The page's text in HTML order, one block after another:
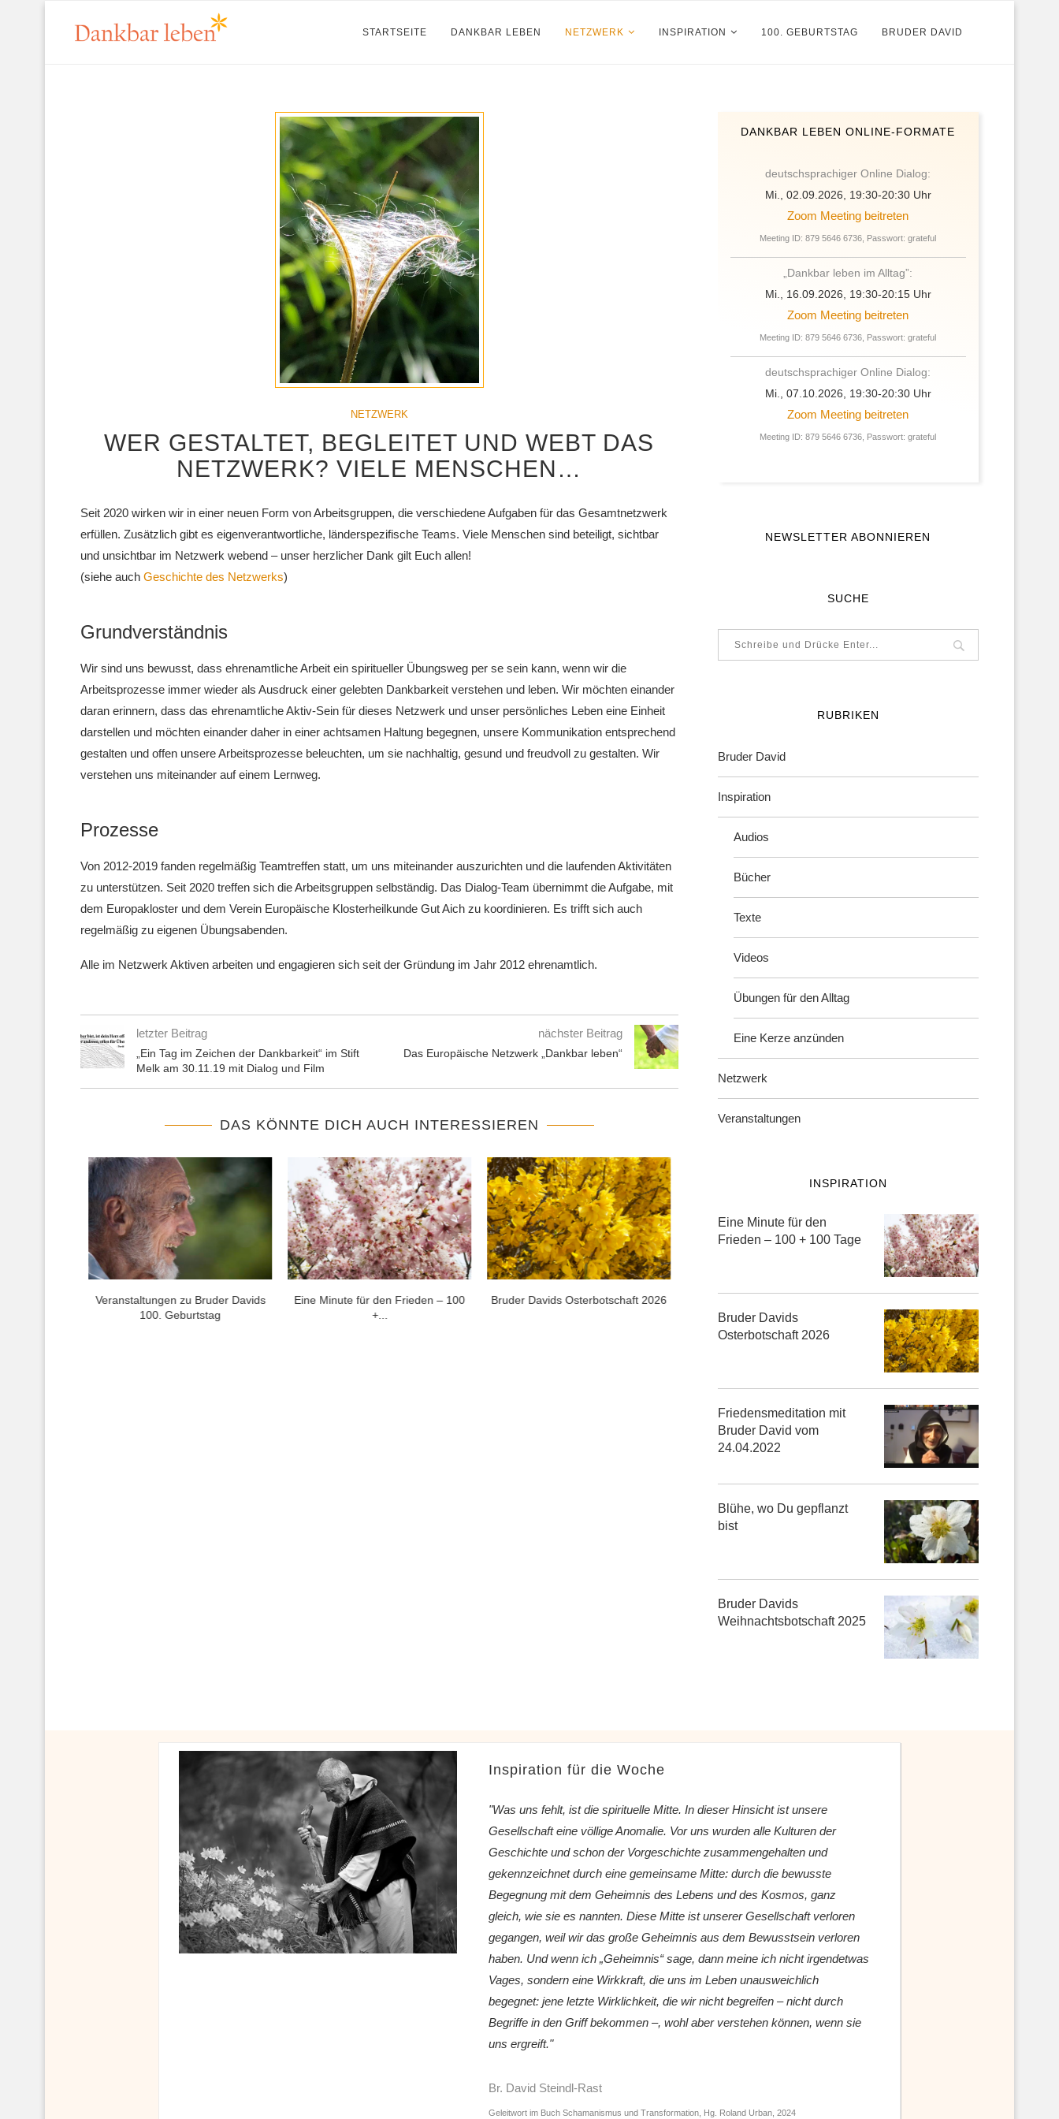
STARTSEITE DANKBAR LEBEN NETZWERK INSPIRATION 100. GEBURTSTAG BRUDER DAVID
NETZWERK
WER GESTALTET, BEGLEITET UND WEBT DAS
NETZWERK? VIELE MENSCHEN…
Seit 2020 wirken wir in einer neuen Form von Arbeitsgruppen, die verschiedene Aufgaben für das Gesamtnetzwerk
erfüllen. Zusätzlich gibt es eigenverantwortliche, länderspezifische Teams. Viele Menschen sind beteiligt, sichtbar
und unsichtbar im Netzwerk webend – unser herzlicher Dank gilt Euch allen!
(siehe auch Geschichte des Netzwerks)
Grundverständnis
Wir sind uns bewusst, dass ehrenamtliche Arbeit ein spiritueller Übungsweg per se sein kann, wenn wir die
Arbeitsprozesse immer wieder als Ausdruck einer gelebten Dankbarkeit verstehen und leben. Wir möchten einander
daran erinnern, dass das ehrenamtliche Aktiv-Sein für dieses Netzwerk und unser persönliches Leben eine Einheit
darstellen und möchten einander daher in einer achtsamen Haltung begegnen, unsere Kommunikation entsprechend
gestalten und offen unsere Arbeitsprozesse beleuchten, um sie nachhaltig, gesund und freudvoll zu gestalten. Wir
verstehen uns miteinander auf einem Lernweg.
Prozesse
Von 2012-2019 fanden regelmäßig Teamtreffen statt, um uns miteinander auszurichten und die laufenden Aktivitäten
zu unterstützen. Seit 2020 treffen sich die Arbeitsgruppen selbständig. Das Dialog-Team übernimmt die Aufgabe, mit
dem Europakloster und dem Verein Europäische Klosterheilkunde Gut Aich zu koordinieren. Es trifft sich auch
regelmäßig zu eigenen Übungsabenden.
Alle im Netzwerk Aktiven arbeiten und engagieren sich seit der Gründung im Jahr 2012 ehrenamtlich.
letzter Beitrag
„Ein Tag im Zeichen der Dankbarkeit“ im Stift
Melk am 30.11.19 mit Dialog und Film
nächster Beitrag
Das Europäische Netzwerk „Dankbar leben“
DAS KÖNNTE DICH AUCH INTERESSIEREN
Eine Minute für den Frieden – 100
+...
Bruder Davids Osterbotschaft 2026
Friedensmeditation mit Bruder David
(24. Mai – 29....
DANKBAR LEBEN ONLINE-FORMATE
deutschsprachiger Online Dialog:
Mi., 02.09.2026, 19:30-20:30 Uhr
Zoom Meeting beitreten
Meeting ID: 879 5646 6736, Passwort: grateful
„Dankbar leben im Alltag”:
Mi., 16.09.2026, 19:30-20:15 Uhr
Zoom Meeting beitreten
Meeting ID: 879 5646 6736, Passwort: grateful
deutschsprachiger Online Dialog:
Mi., 07.10.2026, 19:30-20:30 Uhr
Zoom Meeting beitreten
Meeting ID: 879 5646 6736, Passwort: grateful
NEWSLETTER ABONNIEREN
SUCHE
RUBRIKEN
Bruder David
Inspiration
Audios
Bücher
Texte
Videos
Übungen für den Alltag
Eine Kerze anzünden
Netzwerk
Veranstaltungen
INSPIRATION
Eine Minute für den
Frieden – 100 + 100 Tage
Bruder Davids
Osterbotschaft 2026
Friedensmeditation mit
Bruder David vom
24.04.2022
Blühe, wo Du gepflanzt
bist
Bruder Davids
Weihnachtsbotschaft 2025
Inspiration für die Woche
"Was uns fehlt, ist die spirituelle Mitte. In dieser Hinsicht ist unsere
Gesellschaft eine völlige Anomalie. Vor uns wurden alle Kulturen der
Geschichte und schon der Vorgeschichte zusammengehalten und
gekennzeichnet durch eine gemeinsame Mitte: durch die bewusste
Begegnung mit dem Geheimnis des Lebens und des Kosmos, ganz
gleich, wie sie es nannten. Diese Mitte ist unserer Gesellschaft verloren
gegangen, weil wir das große Geheimnis aus dem Bewusstsein verloren
haben. Und wenn ich „Geheimnis“ sage, dann meine ich nicht irgendetwas
Vages, sondern eine Wirkkraft, die uns im Leben unausweichlich
begegnet: jene letzte Wirklichkeit, die wir nicht begreifen – nicht durch
Begriffe in den Griff bekommen –, wohl aber verstehen können, wenn sie
uns ergreift."
Br. David Steindl-Rast
Geleitwort im Buch Schamanismus und Transformation, Hg. Roland Urban, 2024